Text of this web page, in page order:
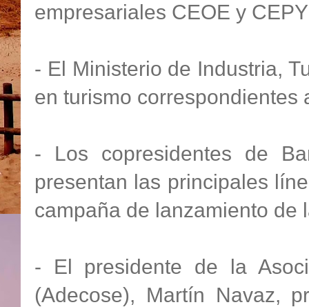
empresariales CEOE y
- El Ministerio de Industria,
en turismo correspondientes
- Los copresidentes de
presentan las principales
campaña de lanzamiento de
- El presidente de la
(Adecose), Martín Navaz,